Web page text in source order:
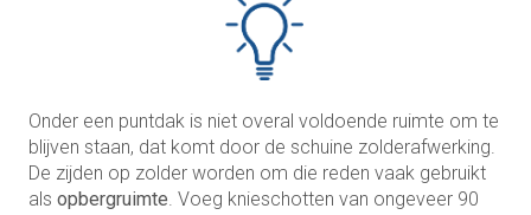
Onder een puntdak is niet overal voldoende ruimte om te
blijven staan, dat komt door de schuine zolderafwerking.
De zijden op zolder worden om die reden vaak gebruikt
als opbergruimte . Voeg knieschotten van ongeveer 90